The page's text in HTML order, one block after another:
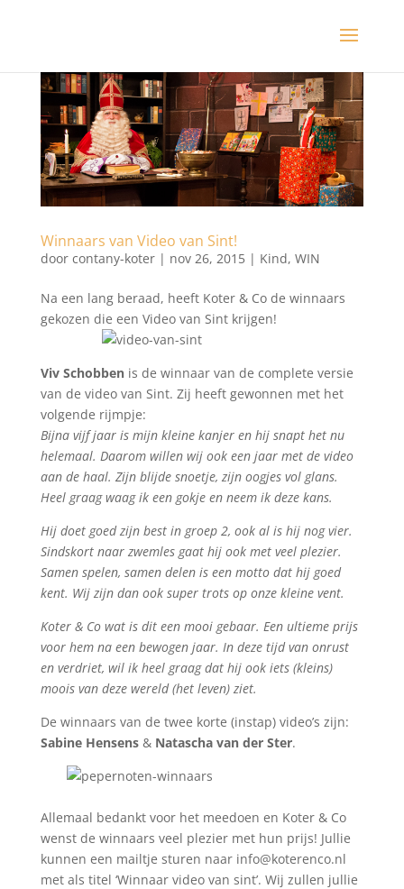
Winnaars van Video van Sint!
door contany-koter| nov 26, 2015| Kind, WIN
Na een lang beraad, heeft Koter & Co de winnaars
gekozen die een Video van Sint krijgen!
Viv Schobbenis de winnaar van de complete versie
van de video van Sint. Zij heeft gewonnen met het
volgende rijmpje:
Bijna vijf jaar is mijn kleine kanjer en hij snapt het nu
helemaal. Daarom willen wij ook een jaar met de video
aan de haal. Zijn blijde snoetje, zijn oogjes vol glans.
Heel graag waag ik een gokje en neem ik deze kans.
Hij doet goed zijn best in groep 2, ook al is hij nog vier.
Sindskort naar zwemles gaat hij ook met veel plezier.
Samen spelen, samen delen is een motto dat hij goed
kent. Wij zijn dan ook super trots op onze kleine vent.
Koter & Co wat is dit een mooi gebaar. Een ultieme prijs
voor hem na een bewogen jaar. In deze tijd van onrust
en verdriet, wil ik heel graag dat hij ook iets (kleins)
moois van deze wereld (het leven) ziet.
De winnaars van de twee korte (instap) video’s zijn:
Sabine Hensens &Natascha van der Ster.
Allemaal bedankt voor het meedoen en Koter & Co
wenst de winnaars veel plezier met hun prijs! Jullie
kunnen een mailtje sturen naar info@koterenco.nl
met als titel ‘Winnaar video van sint’. Wij zullen jullie